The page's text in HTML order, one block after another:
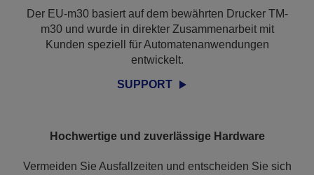
Der EU-m30 basiert auf dem bewährten Drucker TM-
m30 und wurde in direkter Zusammenarbeit mit
Kunden speziell für Automatenanwendungen
entwickelt.
SUPPORT
Hochwertige und zuverlässige Hardware
Vermeiden Sie Ausfallzeiten und entscheiden Sie sich